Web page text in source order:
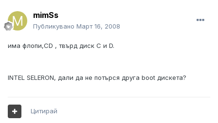
mimSs
Публикувано Март 16, 2008
има флопи,CD , твърд диск C и D.
INTEL SELERON, дали да не потърся друга boot дискета?
Цитирай